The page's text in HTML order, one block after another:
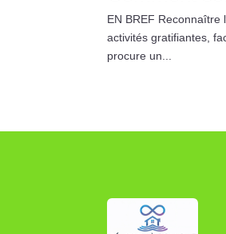
EN BREF Reconnaître
activités gratifiantes,
procure un...